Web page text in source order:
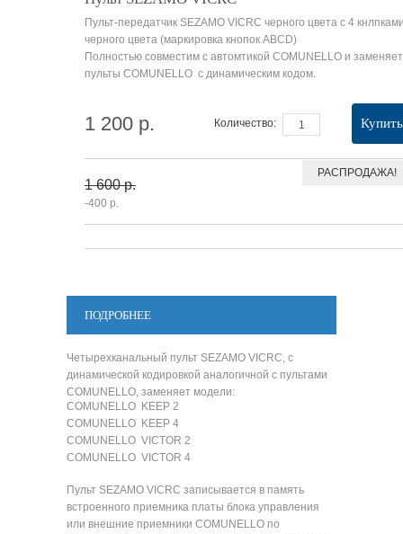
Пульт-передатчик SEZAMO VICRC черного цвета с 4
черного цвета (маркировка кнопок ABCD)
Полностью совместим с автомтикой COMUNELLO и заменяет
пульты COMUNELLO с динамическим кодом.
1 200 р. Купить
Количество:
1 600 р.
РАСПРОДАЖА!
-400 р.
ПОДРОБНЕЕ
Четырехканальный пульт SEZAMO VICRC, с
динамической кодировкой аналогичной с пультами
COMUNELLO, заменяет модели:
COMUNELLO KEEP 2
COMUNELLO KEEP 4
COMUNELLO VICTOR 2
COMUNELLO VICTOR 4
Пульт SEZAMO VICRC записывается в память
встроенного приемника платы блока управления
или внешние приемники COMUNELLO по